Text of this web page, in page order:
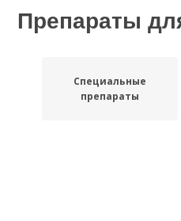
Препараты
Специальные
препараты